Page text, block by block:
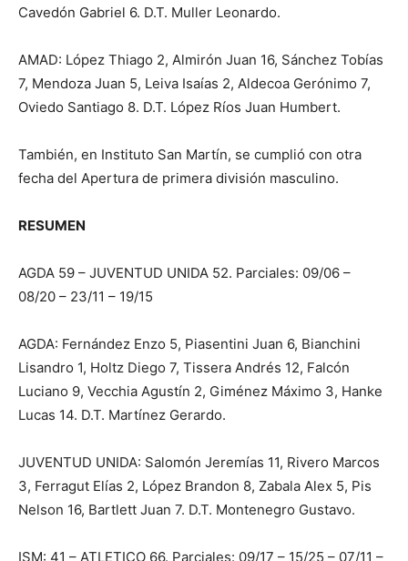
Cavedón Gabriel 6. D.T. Muller Leonardo.
AMAD: López Thiago 2, Almirón Juan 16, Sánchez Tobías
7, Mendoza Juan 5, Leiva Isaías 2, Aldecoa Gerónimo 7,
Oviedo Santiago 8. D.T. López Ríos Juan Humbert.
También, en Instituto San Martín, se cumplió con otra
fecha del Apertura de primera división masculino.
RESUMEN
AGDA 59 – JUVENTUD UNIDA 52. Parciales: 09/06 –
08/20 – 23/11 – 19/15
AGDA: Fernández Enzo 5, Piasentini Juan 6, Bianchini
Lisandro 1, Holtz Diego 7, Tissera Andrés 12, Falcón
Luciano 9, Vecchia Agustín 2, Giménez Máximo 3, Hanke
Lucas 14. D.T. Martínez Gerardo.
JUVENTUD UNIDA: Salomón Jeremías 11, Rivero Marcos
3, Ferragut Elías 2, López Brandon 8, Zabala Alex 5, Pis
Nelson 16, Bartlett Juan 7. D.T. Montenegro Gustavo.
ISM: 41 – ATLETICO 66. Parciales: 09/17 – 15/25 – 07/11 –